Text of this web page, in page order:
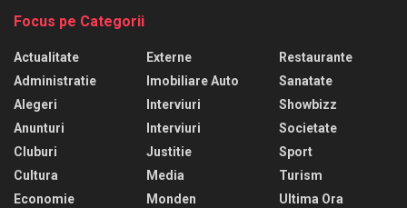
Focus pe Categorii
Actualitate
Administratie
Alegeri
Anunturi
Cluburi
Cultura
Economie
Externe
Imobiliare Auto
Interviuri
Interviuri
Justitie
Media
Monden
Restaurante
Sanatate
Showbizz
Societate
Sport
Turism
Ultima Ora